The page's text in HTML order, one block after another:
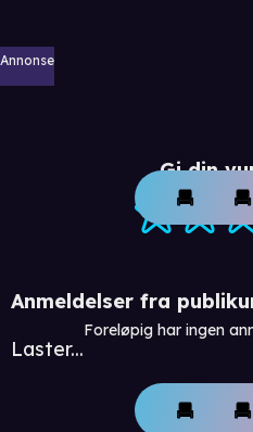
Annonse
Gi din
Anmeldelser fra
Laster...
Foreløpig har ingen